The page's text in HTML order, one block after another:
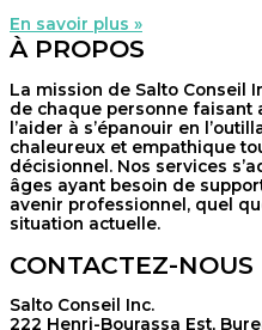
En savoir plus »
À PROPOS
La mission de Salto Conseil
de chaque personne faisant
l’aider à s’épanouir en
chaleureux et empathique
décisionnel. Nos services
âges ayant besoin de
avenir professionnel, quel
situation actuelle.
CONTACTEZ-NOUS
Salto Conseil Inc.
222 Henri-Bourassa Est,